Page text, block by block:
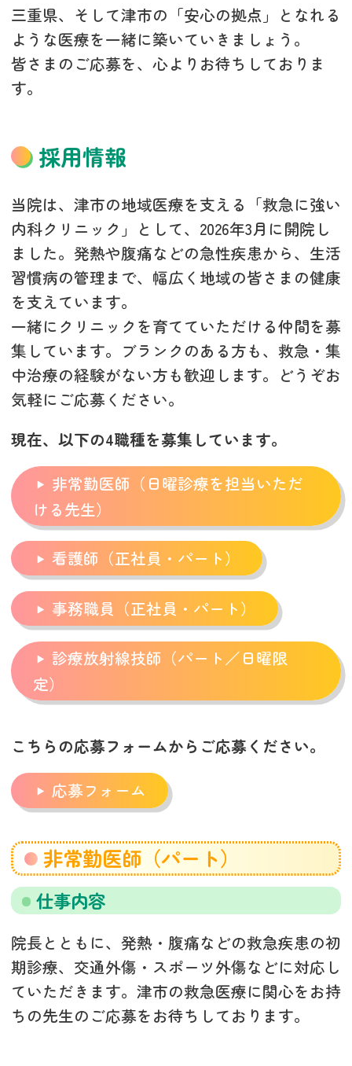
三重県、そして津市の「安心の拠点」となれる
ような医療を一緒に築いていきましょう。
皆さまのご応募を、心よりお待ちしておりま
す。
採用情報
当院は、津市の地域医療を支える「救急に強い
内科クリニック」として、2026年3月に開院し
ました。発熱や腹痛などの急性疾患から、生活
習慣病の管理まで、幅広く地域の皆さまの健康
を支えています。
一緒にクリニックを育てていただける仲間を募
集しています。ブランクのある方も、救急・集
中治療の経験がない方も歓迎します。どうぞお
気軽にご応募ください。
現在、以下の4職種を募集しています。
非常勤医師（日曜診療を担当いただ
ける先生）
看護師（正社員・パート）
事務職員（正社員・パート）
診療放射線技師（パート／日曜限
定）
こちらの応募フォームからご応募ください。
応募フォーム
非常勤医師（パート）
仕事内容
院長とともに、発熱・腹痛などの救急疾患の初
期診療、交通外傷・スポーツ外傷などに対応し
ていただきます。津市の救急医療に関心をお持
ちの先生のご応募をお待ちしております。